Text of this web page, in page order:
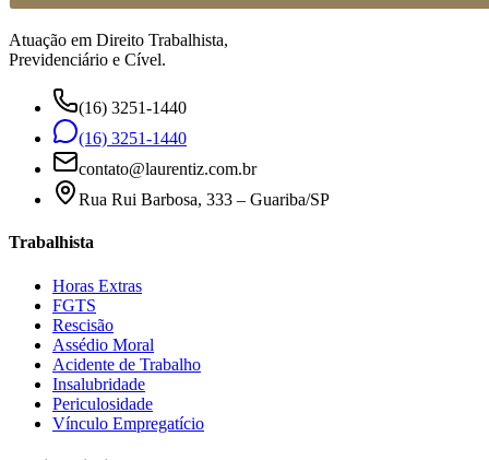
Atuação em Direito Trabalhista,
Previdenciário e Cível.
(16) 3251-1440
(16) 3251-1440
contato@laurentiz.com.br
Rua Rui Barbosa, 333 – Guariba/SP
Trabalhista
Horas Extras
FGTS
Rescisão
Assédio Moral
Acidente de Trabalho
Insalubridade
Periculosidade
Vínculo Empregatício